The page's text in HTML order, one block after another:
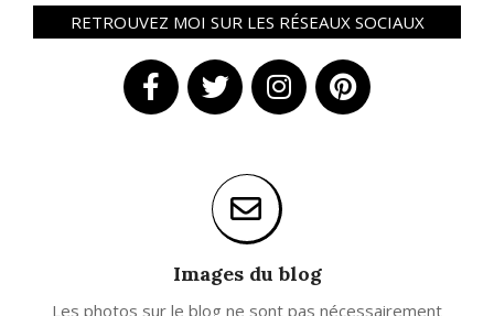
RETROUVEZ MOI SUR LES RÉSEAUX SOCIAUX
Images du blog
Les photos sur le blog ne sont pas nécessairement